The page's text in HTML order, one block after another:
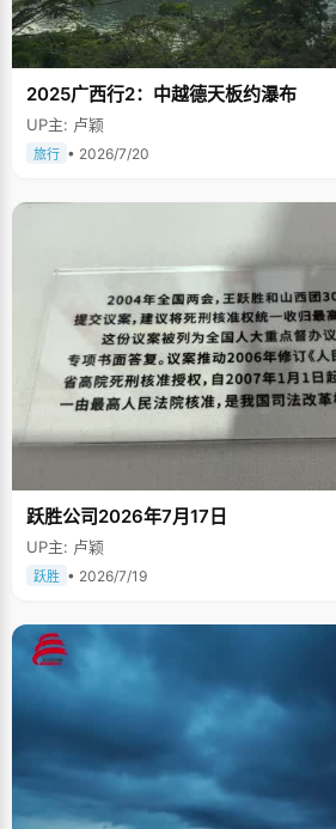
2025广西行2：中越德天板约瀑布
UP主: 卢颖
旅行 • 2026/7/20
跃胜公司2026年7月17日
UP主: 卢颖
跃胜 • 2026/7/19